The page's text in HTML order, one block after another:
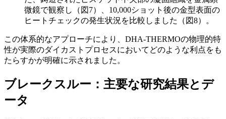
微鏡で観察し（図7）、10,000ショット後の金型表面の
ヒートチェックの発生状況を比較しました（図8）。
この体系的なアプローチにより、DHA-THERMOの物理的特
性が実際のダイカストプロセスにおいてどのような利点をも
たらすかが明確に示されました。
ブレークスルー：主要な研究結果とデ
ータ